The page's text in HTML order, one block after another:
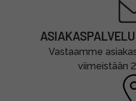
Vastaamme
viimeistään